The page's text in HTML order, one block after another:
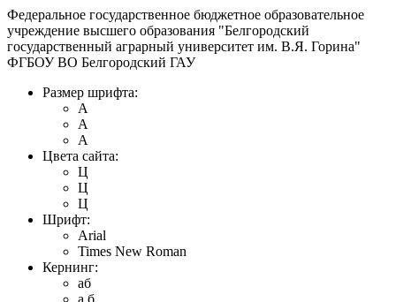
Федеральное государственное бюджетное образовательное
учреждение высшего образования "Белгородский
государственный аграрный университет им. В.Я. Горина"
ФГБОУ ВО Белгородский ГАУ
Размер шрифта:
A
A
A
Цвета сайта:
Ц
Ц
Ц
Шрифт:
Arial
Times New Roman
Кернинг:
aб
a б